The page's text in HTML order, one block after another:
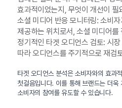
효과적이었는지, 무엇이 개선이 필
소셜 미디어 반응 모니터링: 소비
제공하는 위치로서, 소셜 미디어를
정기적인 타겟 오디언스 검토: 시
따라 오디언스를 주기적으로 재검
타겟 오디언스 분석은 소비자와의 효과
첫걸음입니다. 이를 통해 브랜드는 더욱
소비자의 참여를 유도할 수 있습니다.